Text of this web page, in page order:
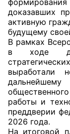
О Палате
Структура
Комиссии
Совет ОП КО
доказавших
активную
будущему
В рамках
в ходе
выработали
работы и
преддверии
2026 года.
На итоговой